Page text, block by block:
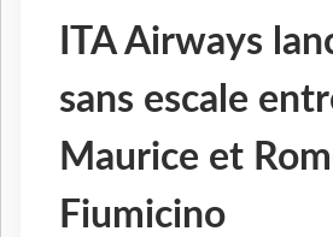
ITA Airways
sans escale
Maurice et
Fiumicino